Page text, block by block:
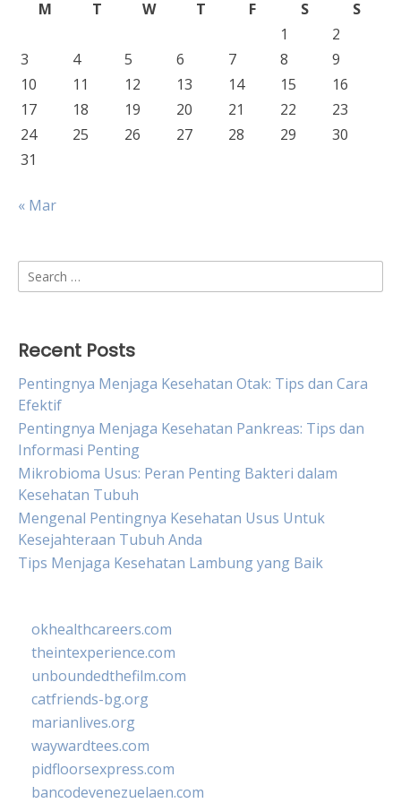
M T W T F S
S
1
2
3
4 5 6 7 8
9
10
11 12 13 14 15
16
17
18 19 20 21 22
23
24
25 26 27 28 29
30
31
« Mar
Search
for:
Recent Posts
Pentingnya Menjaga Kesehatan Otak: Tips dan Cara
Efektif
Pentingnya Menjaga Kesehatan Pankreas: Tips dan
Informasi Penting
Mikrobioma Usus: Peran Penting Bakteri dalam
Kesehatan Tubuh
Mengenal Pentingnya Kesehatan Usus Untuk
Kesejahteraan Tubuh Anda
Tips Menjaga Kesehatan Lambung yang Baik
okhealthcareers.com
theintexperience.com
unboundedthefilm.com
catfriends-bg.org
marianlives.org
waywardtees.com
pidfloorsexpress.com
bancodevenezuelaen.com